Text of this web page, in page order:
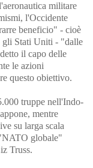
militare
l'Occidente
beneficio" - cioè
gli Stati Uniti - "dalle
il capo delle
le azioni
questo obiettivo.
truppe nell'Indo-
mentre
su larga scala
globale"
Truss.